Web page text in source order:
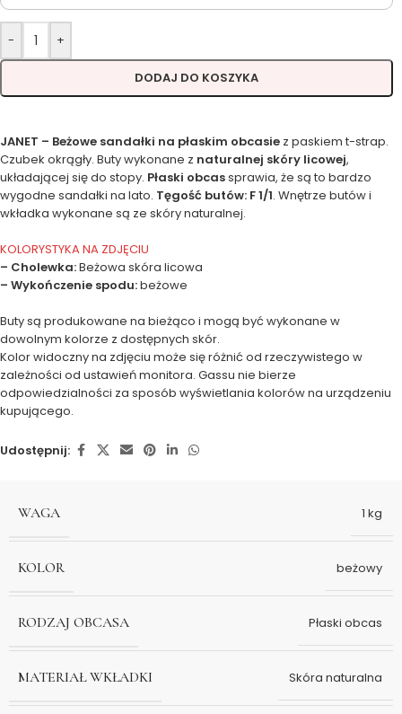
- +
DODAJ DO KOSZYKA
JANET – Beżowe sandałki na płaskim obcasie z paskiem t-strap.
Czubek okrągły. Buty wykonane z naturalnej skóry licowej,
układającej się do stopy. Płaski obcassprawia, że są to bardzo
wygodne sandałki na lato. Tęgość butów: F 1/1. Wnętrze butów i
wkładka wykonane są ze skóry naturalnej.
KOLORYSTYKA NA ZDJĘCIU
– Cholewka:Beżowa skóra licowa
– Wykończenie spodu:beżowe
Buty są produkowane na bieżąco i mogą być wykonane w
dowolnym kolorze z dostępnych skór.
Kolor widoczny na zdjęciu może się różnić od rzeczywistego w
zależności od ustawień monitora. Gassu nie bierze
odpowiedzialności za sposób wyświetlania kolorów na urządzeniu
kupującego.
Udostępnij:
WAGA 1 kg
KOLOR beżowy
RODZAJ OBCASA Płaski obcas
MATERIAŁ WKŁADKI Skóra naturalna